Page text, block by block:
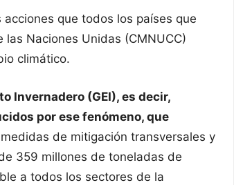
que todos los países que
Naciones Unidas (CMNUCC)
climático.
Invernadero (GEI), es decir,
por ese fenómeno, que
de mitigación transversales y
359 millones de toneladas de
a todos los sectores de la